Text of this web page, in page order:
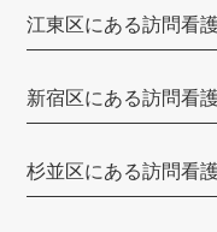
さわやか訪問看護
賛育会訪問看護ス
代々木訪問看護ス
江東区にある訪問看
新宿区にある訪問看
杉並区にある訪問看